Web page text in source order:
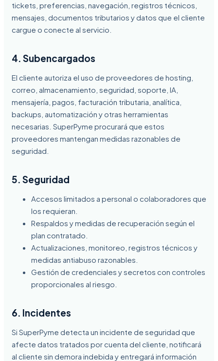
tickets, preferencias, navegación, registros técnicos,
mensajes, documentos tributarios y datos que el cliente
cargue o conecte al servicio.
4. Subencargados
El cliente autoriza el uso de proveedores de hosting,
correo, almacenamiento, seguridad, soporte, IA,
mensajería, pagos, facturación tributaria, analítica,
backups, automatización y otras herramientas
necesarias. SuperPyme procurará que estos
proveedores mantengan medidas razonables de
seguridad.
5. Seguridad
Accesos limitados a personal o colaboradores que
los requieran.
Respaldos y medidas de recuperación según el
plan contratado.
Actualizaciones, monitoreo, registros técnicos y
medidas antiabuso razonables.
Gestión de credenciales y secretos con controles
proporcionales al riesgo.
6. Incidentes
Si SuperPyme detecta un incidente de seguridad que
afecte datos tratados por cuenta del cliente, notificará
al cliente sin demora indebida y entregará información